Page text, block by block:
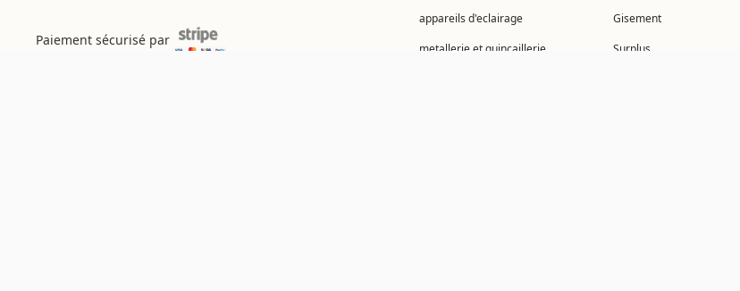
Paiement sécurisé par
appareils d'eclairage
metallerie et quincaillerie
Gisement
Surplus